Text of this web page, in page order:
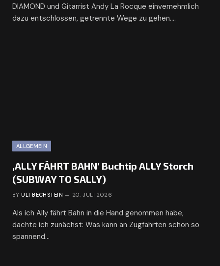
DIAMOND und Gitarrist Andy La Rocque einvernehmlich
dazu entschlossen, getrennte Wege zu gehen.…
ALLGEMEIN
‚ALLY FÄHRT BAHN’ Buchtip ALLY Storch
(SUBWAY TO SALLY)
BY ULI BECHSTEIN 20. JULI 2026
Als ich Ally fährt Bahn in die Hand genommen habe,
dachte ich zunächst: Was kann an Zugfahrten schon so
spannend…